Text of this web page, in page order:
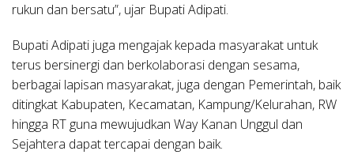
rukun dan bersatu”, ujar Bupati Adipati.
Bupati Adipati juga mengajak kepada masyarakat untuk
terus bersinergi dan berkolaborasi dengan sesama,
berbagai lapisan masyarakat, juga dengan Pemerintah, baik
ditingkat Kabupaten, Kecamatan, Kampung/Kelurahan, RW
hingga RT guna mewujudkan Way Kanan Unggul dan
Sejahtera dapat tercapai dengan baik.